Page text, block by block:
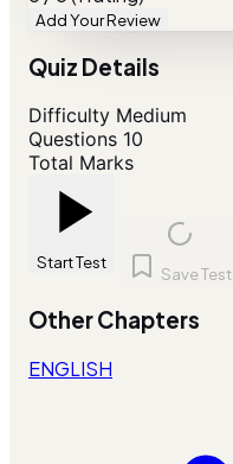
Add Your Review
Quiz Details
Difficulty Medium
Questions 10
Total Marks
Start Test
Save Test
Other Chapters
ENGLISH